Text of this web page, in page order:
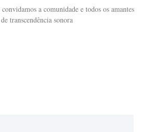
a comunidade e todos os amantes
transcendência sonora